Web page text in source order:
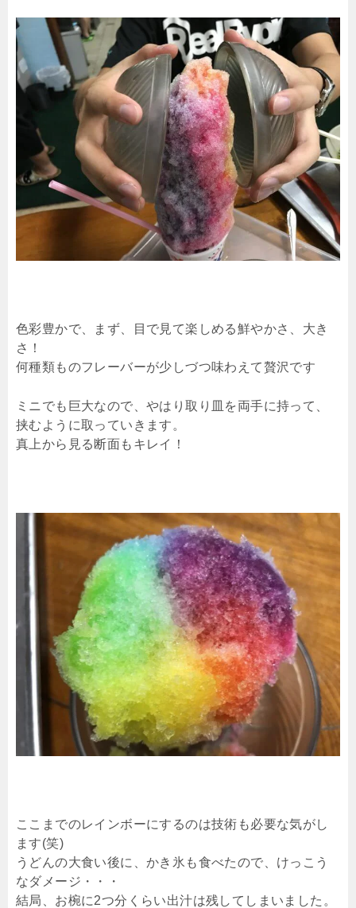
色彩豊かで、まず、目で見て楽しめる鮮やかさ、大き
さ！
何種類ものフレーバーが少しづつ味わえて贅沢です
ミニでも巨大なので、やはり取り皿を両手に持って、
挟むように取っていきます。
真上から見る断面もキレイ！
ここまでのレインボーにするのは技術も必要な気がし
ます(笑)
うどんの大食い後に、かき氷も食べたので、けっこう
なダメージ・・・
結局、お椀に2つ分くらい出汁は残してしまいました。